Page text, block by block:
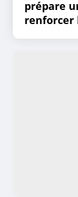
prépare
renforcer